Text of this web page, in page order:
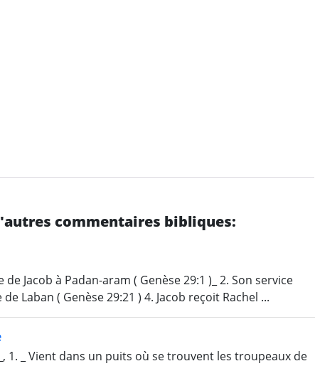
commentaires bibliques:
de Jacob à Padan-aram ( Genèse 29:1 )_ 2. Son service
Laban ( Genèse 29:21 ) 4. Jacob reçoit Rachel ...
1. _ Vient dans un puits où se trouvent les troupeaux de